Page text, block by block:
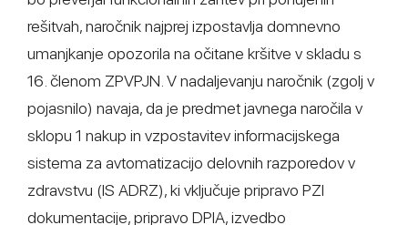
rešitvah, naročnik najprej izpostavlja domnevno
umanjkanje opozorila na očitane kršitve v skladu s
16. členom ZPVPJN. V nadaljevanju naročnik (zgolj v
pojasnilo) navaja, da je predmet javnega naročila v
sklopu 1 nakup in vzpostavitev informacijskega
sistema za avtomatizacijo delovnih razporedov v
zdravstvu (IS ADRZ), ki vključuje pripravo PZI
dokumentacije, pripravo DPIA, izvedbo